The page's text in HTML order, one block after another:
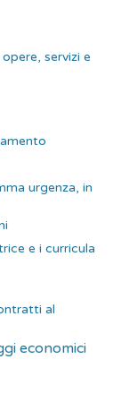
servizi e
urgenza, in
e i curricula
al
economici